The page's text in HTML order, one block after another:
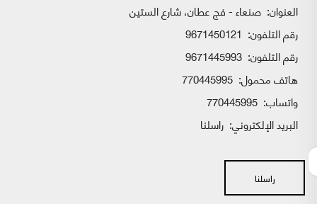
العنوان: صنعاء - فج عطان، شارع الستين
رقم التلفون: 9671450121
رقم التلفون: 9671445993
هاتف محمول: 770445995
واتساب:
البريد الإلكتروني: راسلنا
راسلنا